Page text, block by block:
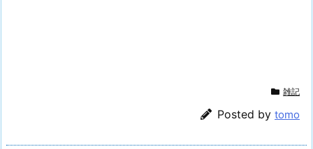
雑記
Posted by tomo